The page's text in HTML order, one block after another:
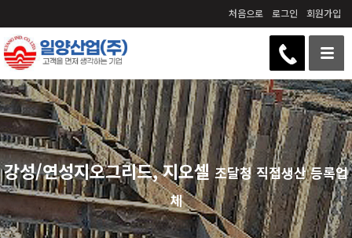
처음으로 로그인 회원가입
강성/연성지오그리드, 지오셀 조달청 직접생산 등록업
체